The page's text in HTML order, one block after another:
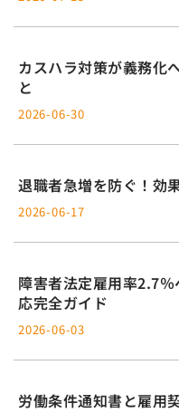
カスハラ対策が義務
と
2026-06-30
退職者急増を防ぐ！効
2026-06-17
障害者法定雇用率2.7
応完全ガイド
2026-06-03
労働条件通知書と雇用